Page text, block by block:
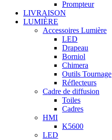
Prompteur
LIVRAISON
LUMIÈRE
Accessoires Lumière
LED
Drapeau
Borniol
Chimera
Outils Tournage
Réflecteurs
Cadre de diffusion
Toiles
Cadres
HMI
K5600
LED